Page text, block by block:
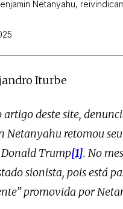
Netanyahu,
Iturbe
artigo deste site,
Netanyahu retomou
Trump[1]. No
sionista, pois está
promovida por